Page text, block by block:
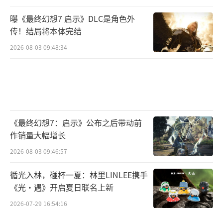
游戏截图：
曝《最终幻想7 启示》DLC是角色外
传！结局将本体完结
2026-08-03 09:48:34
《最终幻想7：启示》公布之后带动前
作销量大幅增长
2026-08-03 09:46:57
循光入林，碰杯一夏：林里LINLEE携手
《光·遇》开启夏日联名上新
2026-07-29 16:54:16